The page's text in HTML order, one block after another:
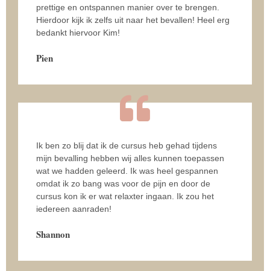
prettige en ontspannen manier over te brengen.
Hierdoor kijk ik zelfs uit naar het bevallen! Heel erg
bedankt hiervoor Kim!
Pien
Ik ben zo blij dat ik de cursus heb gehad tijdens
mijn bevalling hebben wij alles kunnen toepassen
wat we hadden geleerd. Ik was heel gespannen
omdat ik zo bang was voor de pijn en door de
cursus kon ik er wat relaxter ingaan. Ik zou het
iedereen aanraden!
Shannon